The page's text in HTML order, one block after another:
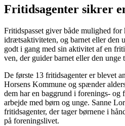
Fritidsagenter sikrer
Fritidspasset giver både mulighed for
idrætsaktiviteten, og barnet eller den
godt i gang med sin aktivitet af en
ven, der guider barnet eller den
De første 13 fritidsagenter er blevet
Horsens Kommune og spænder
dem har en baggrund i forenings- og
arbejde med børn og unge. Sanne
fritidsagenter, der tager børnene i
på foreningslivet.